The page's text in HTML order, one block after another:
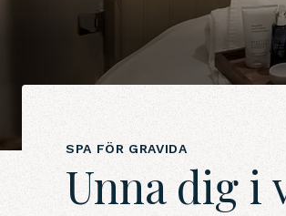
SPA FÖR GRAVIDA
Unna dig i